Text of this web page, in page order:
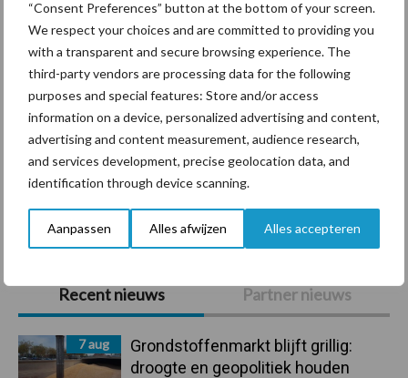
“Consent Preferences” button at the bottom of your screen.
We respect your choices and are committed to providing you
with a transparent and secure browsing experience. The
third-party vendors are processing data for the following
purposes and special features: Store and/or access
information on a device, personalized advertising and content,
advertising and content measurement, audience research,
and services development, precise geolocation data, and
identification through device scanning.
Aanpassen Alles afwijzen Alles accepteren
Primaire
Sidebar
Recent nieuws Partner nieuws
7 aug
Grondstoffenmarkt blijft grillig:
droogte en geopolitiek houden
Mastitis Hittestress
Toon meer